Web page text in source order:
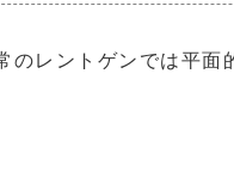
レントゲンでは平面